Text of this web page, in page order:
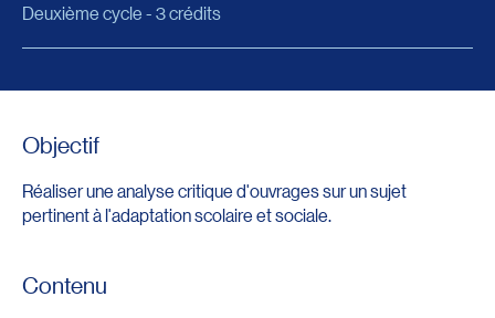
Deuxième cycle - 3 crédits
Objectif
Réaliser une analyse critique d'ouvrages sur un sujet
pertinent à l'adaptation scolaire et sociale.
Contenu